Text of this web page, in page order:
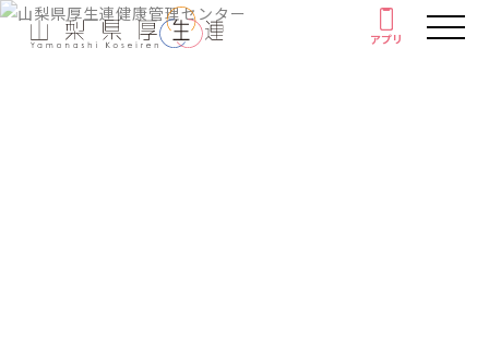
アプリ
アプリ